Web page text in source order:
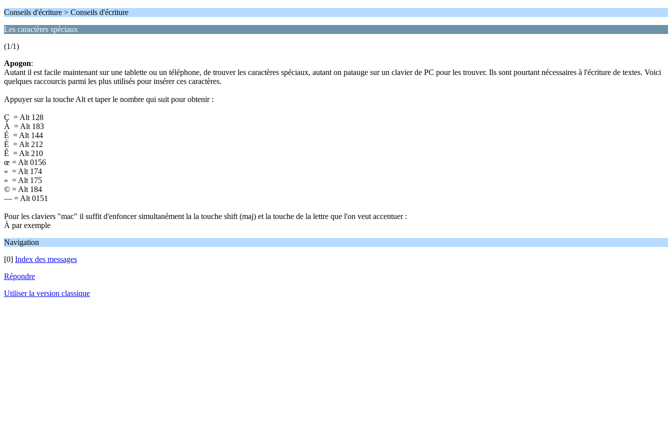
Conseils d'écriture > Conseils d'écriture
Les caractères spéciaux
(1/1)
Apogon:
Autant il est facile maintenant sur une tablette ou un téléphone, de trouver les caractères spéciaux, autant on patauge sur un clavier de PC pour les trouver. Ils sont pourtant nécessaires à l'écriture de textes. Voici
quelques raccourcis parmi les plus utilisés pour insérer ces caractères.
Appuyer sur la touche Alt et taper le nombre qui suit pour obtenir :
Ç = Alt 128
À = Alt 183
É = Alt 144
È = Alt 212
Ê = Alt 210
œ = Alt 0156
« = Alt 174
» = Alt 175
© = Alt 184
— = Alt 0151
Pour les claviers "mac" il suffit d'enfoncer simultanément la la touche shift (maj) et la touche de la lettre que l'on veut accentuer :
À par exemple
Navigation
[0] Index des messages
Répondre
Utiliser la version classique